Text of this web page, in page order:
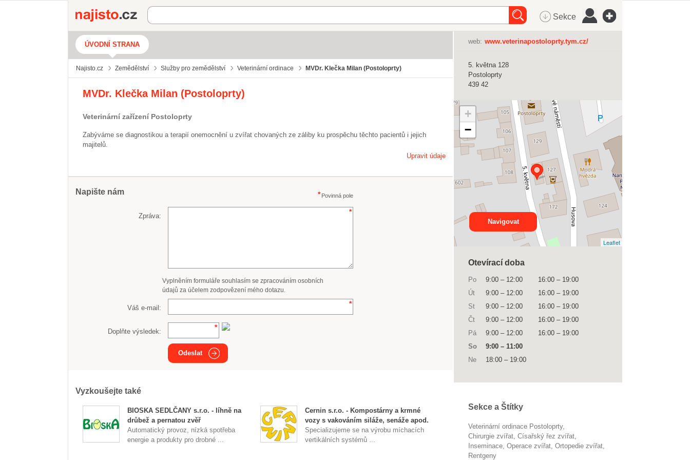
Najisto.cz Sekce
ÚVODNÍ STRANA
Najisto.cz Zemědělství Služby pro zemědělství Veterinární ordinace MVDr. Klečka Milan (Postoloprty)
MVDr. Klečka Milan (Postoloprty)
Veterinární zařízení Postoloprty
Zabýváme se diagnostikou a terapií onemocnění u zvířat chovaných ze záliby ku prospěchu těchto pacientů i jejich
majitelů.
Upravit údaje
Napište nám Povinná pole
Zpráva:
Vyplněním formuláře souhlasím se zpracováním osobních
údajů za účelem zodpovězení mého dotazu.
Váš e-mail:
Doplňte výsledek:
Odeslat
Vyzkoušejte také
BIOSKA SEDLČANY s.r.o. - líhně na
drůbež a pernatou zvěř
Automatický provoz, nízká spotřeba
energie a produkty pro drobné ...
Cernin s.r.o. - Kompostárny a krmné
vozy s vakováním siláže, senáže apod.
Specializujeme se na výrobu míchacích
vertikálních systémů ...
web: www.veterinapostoloprty.tym.cz/
5. května 128
Postoloprty
439 42
+
−
Leaflet
Navigovat
Otevírací doba
Po 9:00 – 12:00 16:00 – 19:00
Út
9:00 – 12:00 16:00 – 19:00
St
9:00 – 12:00 16:00 – 19:00
Čt
9:00 – 12:00 16:00 – 19:00
Pá
9:00 – 12:00 16:00 – 19:00
So
9:00 – 11:00
Ne
18:00 – 19:00
Sekce a Štítky
Veterinární ordinace Postoloprty
chirurgie zvířat
císařský řez zvířat
inseminace
operace zvířat
ortopedie zvířat
rentgeny